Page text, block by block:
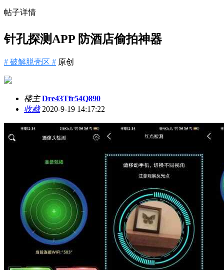
帖子详情
针孔探测APP 防酒店偷拍神器
# 破解脱壳区 # 原创
楼主 Dre43Tfr54Q890
收藏2020-9-19 14:17:22